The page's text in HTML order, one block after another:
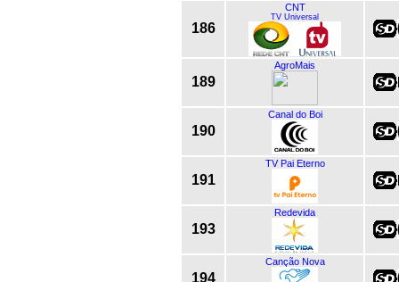
186
CNT
TV Universal
189
AgroMais
190
Canal do Boi
191
TV Pai Eterno
193
Redevida
194
Canção Nova